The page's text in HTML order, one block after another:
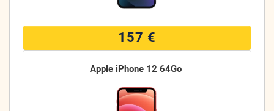
157 €
Apple iPhone 12 64Go